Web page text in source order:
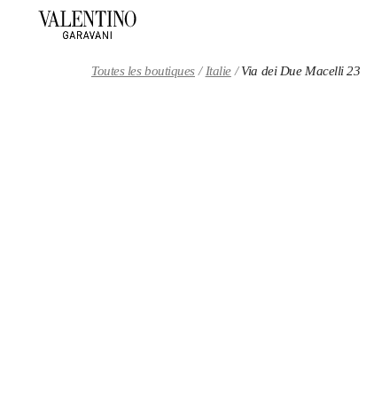
Toutes les boutiques Italie Via dei Due Macelli 23